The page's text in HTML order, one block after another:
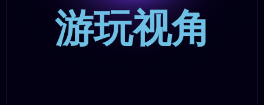
游玩视角